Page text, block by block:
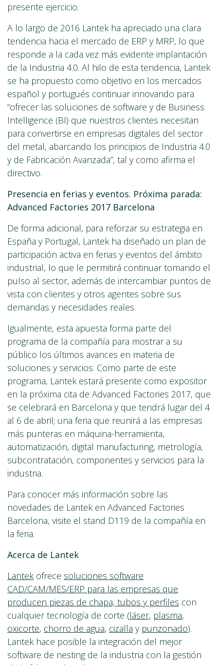
presente ejercicio.
A lo largo de 2016 Lantek ha apreciado una clara
tendencia hacia el mercado de ERP y MRP, lo que
responde a la cada vez más evidente implantación
de la Industria 4.0. Al hilo de esta tendencia, Lantek
se ha propuesto como objetivo en los mercados
español y portugués continuar innovando para
“ofrecer las soluciones de software y de Business
Intelligence (BI) que nuestros clientes necesitan
para convertirse en empresas digitales del sector
del metal, abarcando los principios de Industria 4.0
y de Fabricación Avanzada”, tal y como afirma el
directivo.
Presencia en ferias y eventos. Próxima parada:
Advanced Factories 2017 Barcelona
De forma adicional, para reforzar su estrategia en
España y Portugal, Lantek ha diseñado un plan de
participación activa en ferias y eventos del ámbito
industrial, lo que le permitirá continuar tomando el
pulso al sector, además de intercambiar puntos de
vista con clientes y otros agentes sobre sus
demandas y necesidades reales.
Igualmente, esta apuesta forma parte del
programa de la compañía para mostrar a su
público los últimos avances en materia de
soluciones y servicios. Como parte de este
programa, Lantek estará presente como expositor
en la próxima cita de Advanced Factories 2017, que
se celebrará en Barcelona y que tendrá lugar del 4
al 6 de abril; una feria que reunirá a las empresas
más punteras en máquina-herramienta,
automatización, digital manufacturing, metrología,
subcontratación, componentes y servicios para la
industria.
Para conocer más información sobre las
novedades de Lantek en Advanced Factories
Barcelona, visite el stand D119 de la compañía en
la feria.
Acerca de Lantek
Lantek ofrece soluciones software
CAD/CAM/MES/ERP para las empresas que
producen piezas de chapa, tubos y perfiles con
cualquier tecnología de corte (láser, plasma,
oxicorte, chorro de agua, cizalla y punzonado).
Lantek hace posible la integración del mejor
software de nesting de la industria con la gestión